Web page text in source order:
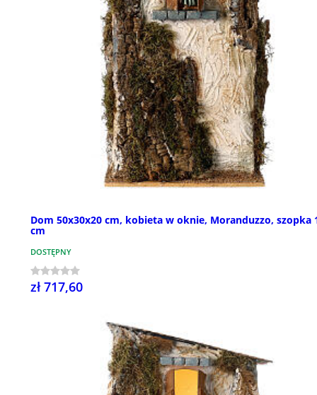
Dom 50x30x20 cm, kobieta w oknie, Moranduzzo, szopka
cm
DOSTĘPNY
zł 717,60